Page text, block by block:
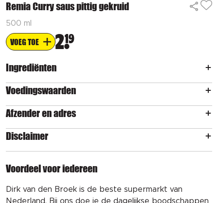
Remia Curry saus pittig gekruid
500 ml
VOEG TOE 219
Ingrediënten
Voedingswaarden
Afzender en adres
Disclaimer
Voordeel voor iedereen
Dirk van den Broek is de beste supermarkt van
Nederland. Bij ons doe je de dagelijkse boodschappen